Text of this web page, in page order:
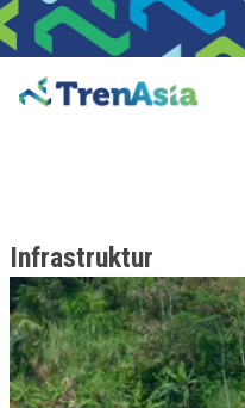
Home
Infrastruktur